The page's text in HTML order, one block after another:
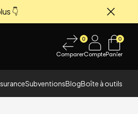
👇
0
ComparerCompte
0
Panier
SubventionsBlogBoîte à outils